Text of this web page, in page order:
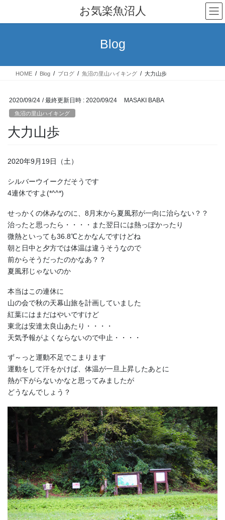
テ
ス
ゲ
ン
お気楽魚沼人
Blog
HOME Blog ブログ 魚沼の里山ハイキング 大力山歩
2020/09/24 / 最終更新日時 : 2020/09/24 MASAKI BABA
魚沼の里山ハイキング
大力山歩
2020年9月19日（土）
シルバーウイークだそうです
4連休ですよ(*^^*)
せっかくの休みなのに、8月末から夏風邪が一向に治らない？？
治ったと思ったら・・・・また翌日には熱っぽかったり
微熱といっても36.8℃とかなんですけどね
朝と日中と夕方では体温は違うそうなので
前からそうだったのかなあ？？
夏風邪じゃないのか
本当はこの連休に
山の会で秋の天幕山旅を計画していました
紅葉にはまだはやいですけど
東北は安達太良山あたり・・・・
天気予報がよくならないので中止・・・・
ず～っと運動不足でこまります
運動をして汗をかけば、体温が一旦上昇したあとに
熱が下がらないかなと思ってみましたが
どうなんでしょう？